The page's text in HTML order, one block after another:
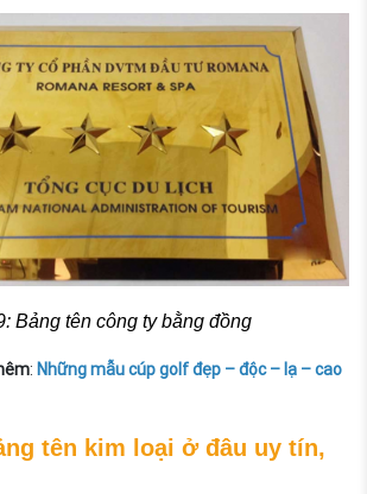
Bảng tên công ty bằng đồng
: Những mẫu cúp golf đẹp – độc – lạ – cao
tên kim loại ở đâu uy tín,